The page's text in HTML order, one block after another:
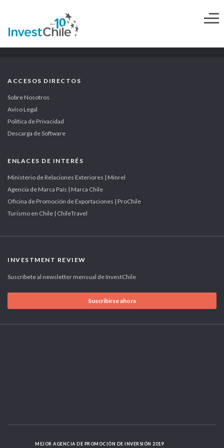
ACCESOS DIRECTOS
Sobre Nosotros
Aviso Legal
Política de Privacidad
Descarga de Software
ENLACES DE INTERÉS
Ministerio de Relaciones Exteriores | Minrel
Agencia de Marca País | Marca Chile
Oficina de Promoción de Exportaciones | ProChile
Turismo en Chile | ChileTravel
INVESTMENT REVIEW
Suscríbete al newsletter mensual de InvestChile
Suscribirse ahora
MEJOR AGENCIA DE PROMOCIÓN DE INVERSIÓN 2019